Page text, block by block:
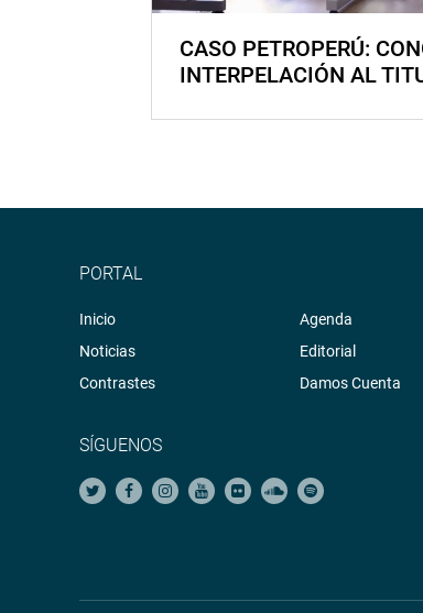
CASO PETROPERÚ:
INTERPELACIÓN AL
PORTAL
Inicio
Noticias
Contrastes
Agenda
Editorial
Damos Cuenta
SÍGUENOS